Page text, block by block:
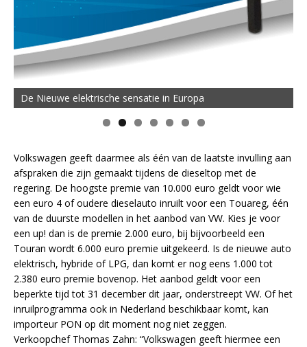
De Nieuwe elektrische sensatie in Europa
Volkswagen geeft daarmee als één van de laatste invulling aan
afspraken die zijn gemaakt tijdens de dieseltop met de
regering. De hoogste premie van 10.000 euro geldt voor wie
een euro 4 of oudere dieselauto inruilt voor een Touareg, één
van de duurste modellen in het aanbod van VW. Kies je voor
een up! dan is de premie 2.000 euro, bij bijvoorbeeld een
Touran wordt 6.000 euro premie uitgekeerd. Is de nieuwe auto
elektrisch, hybride of LPG, dan komt er nog eens 1.000 tot
2.380 euro premie bovenop. Het aanbod geldt voor een
beperkte tijd tot 31 december dit jaar, onderstreept VW. Of het
inruilprogramma ook in Nederland beschikbaar komt, kan
importeur PON op dit moment nog niet zeggen.
Verkoopchef Thomas Zahn: “Volkswagen geeft hiermee een